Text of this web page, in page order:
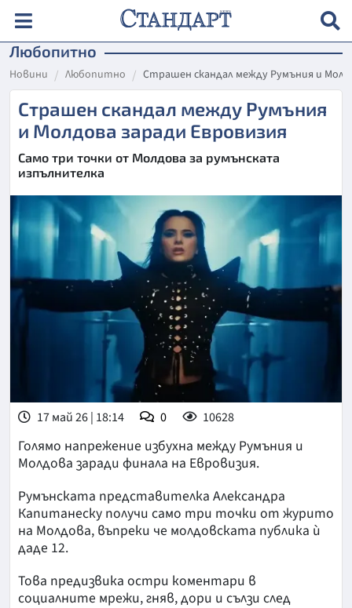
Любопитно
Новини Любопитно Страшен скандал между Румъния и
Страшен скандал между Румъния
и Молдова заради Евровизия
Само три точки от Молдова за румънската
изпълнителка
17 май 26 | 18:14 0 10628
Голямо напрежение избухна между Румъния и
Молдова заради финала на Евровизия.
Румънската представителка Александра
Капитанеску получи само три точки от журито
на Молдова, въпреки че молдовската публика ѝ
даде 12.
Това предизвика остри коментари в
социалните мрежи, гняв, дори и сълзи след